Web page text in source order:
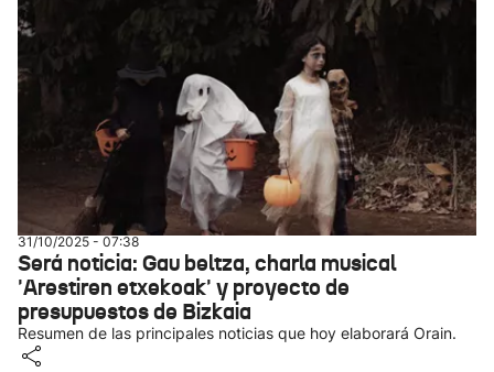
31/10/2025 - 07:38
Será noticia: Gau beltza, charla musical
'Arestiren etxekoak' y proyecto de
presupuestos de Bizkaia
Resumen de las principales noticias que hoy elaborará Orain.